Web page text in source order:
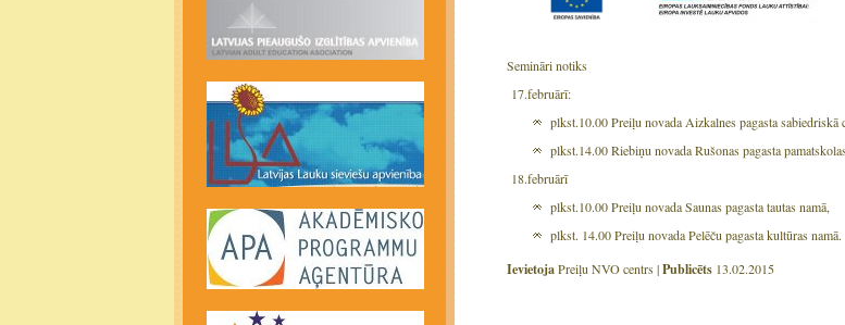
Semināri notiks
17.februārī:
plkst.10.00 Preiļu novada Aizkalnes pagasta sabiedriskā
plkst.14.00 Riebiņu novada Rušonas pagasta
18.februārī
plkst.10.00 Preiļu novada Saunas pagasta tautas namā,
plkst. 14.00 Preiļu novada Pelēču pagasta kultūras namā.
IevietojaPreiļu NVO centrs |Publicēts 13.02.2015